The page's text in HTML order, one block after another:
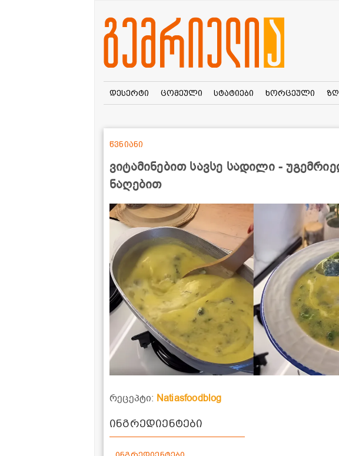
დესერტი ცომეული სტატიები ხორცეული
ვიტამინებით სავსე სადილი -
ნაღებით
წვნიანი
რეცეპტი: Natiasfoodblog
ინგრედიენტები